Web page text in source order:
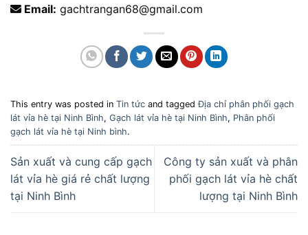
Email: gachtrangan68@gmail.com
This entry was posted in Tin tức and taggedĐịa chỉ phân phối gạch
lát vỉa hè tại Ninh Bình, Gạch lát vỉa hè tại Ninh Bình, Phân phối
gạch lát vỉa hè tại Ninh bình.
Sản xuất và cung cấp gạch
lát vỉa hè giá rẻ chất lượng
tại Ninh Bình
Công ty sản xuất và phân
phối gạch lát vỉa hè chất
lượng tại Ninh Bình